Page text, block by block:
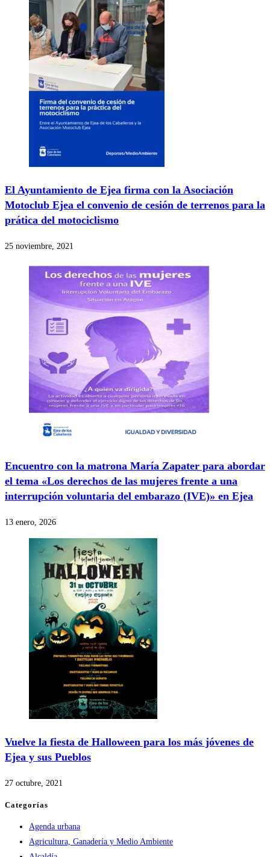
El Ayuntamiento de Ejea firma con la Asociación
Motoclub Ejea el convenio de cesión de terrenos para la
prática del motociclismo
25 noviembre, 2021
Encuentro con la matrona María Zapater para abordar
el tema «Los derechos de las mujeres frente a una
interrupción voluntaria del embarazo (IVE)» en Ejea
13 enero, 2026
Vuelve la fiesta de Halloween para los más jóvenes de
Ejea y sus Pueblos
27 octubre, 2021
Categorías
Agenda urbana
Agricultura, Ganadería y Medio Ambiente